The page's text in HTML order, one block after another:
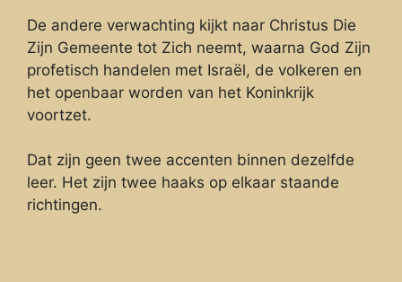
De andere verwachting kijkt naar Christus Die
Zijn Gemeente tot Zich neemt, waarna God Zijn
profetisch handelen met Israël, de volkeren en
het openbaar worden van het Koninkrijk
voortzet.
Dat zijn geen twee accenten binnen dezelfde
leer. Het zijn twee haaks op elkaar staande
richtingen.